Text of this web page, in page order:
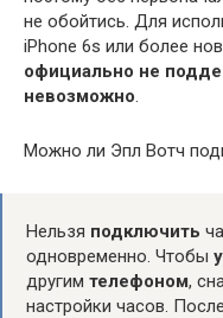
не обойтись. Для
iPhone 6s или более
официально не
невозможно.
Можно ли Эпл Вотч
Нельзя подключить
одновременно. Чтобы
другим телефоном,
настройки часов.